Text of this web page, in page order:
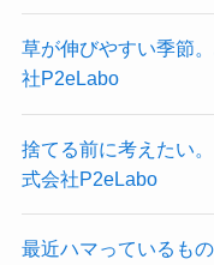
草が伸びやすい季節
社P2eLabo
捨てる前に考えたい
式会社P2eLabo
最近ハマっているも